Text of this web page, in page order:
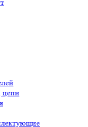
цепи